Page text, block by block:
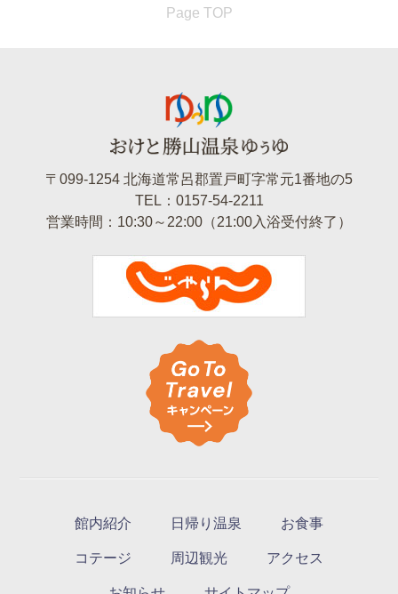
Page TOP
〒099-1254 北海道常呂郡置戸町字常元1番地の5
TEL：0157-54-2211
営業時間：10:30～22:00（21:00入浴受付終了）
館内紹介 日帰り温泉 お食事
コテージ 周辺観光 アクセス